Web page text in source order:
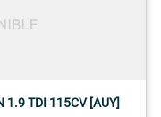
1.9 TDI 115CV [AUY]